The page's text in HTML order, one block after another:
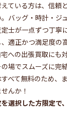
ている方は、信頼
バッグ・時計・ジ
士が一点ずつ丁寧
適正かつ満足度の
への出張買取にも
場でスムーズに完
べて無料のため、
んか！
選択した方限定で